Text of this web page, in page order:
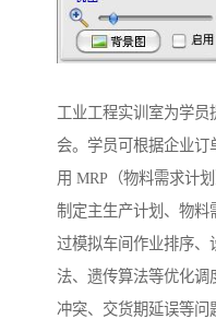
工业工程实训室为学
会。学员可根据企业订
用 MRP（物料需求计
制定主生产计划、物料
过模拟车间作业排序、
法、遗传算法等优化调
冲突、交货期延误等